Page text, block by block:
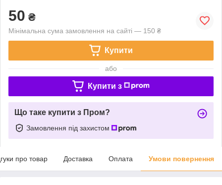
50 ₴
Мінімальна сума замовлення на сайті — 150 ₴
Купити
або
Купити з
Що таке купити з Пром?
Замовлення під захистом
про товар Доставка Оплата Умови повернення